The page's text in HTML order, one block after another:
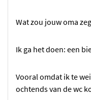
Wat zou jouw oma
Ik ga het doen: een
Vooral omdat ik te
ochtends van de wc